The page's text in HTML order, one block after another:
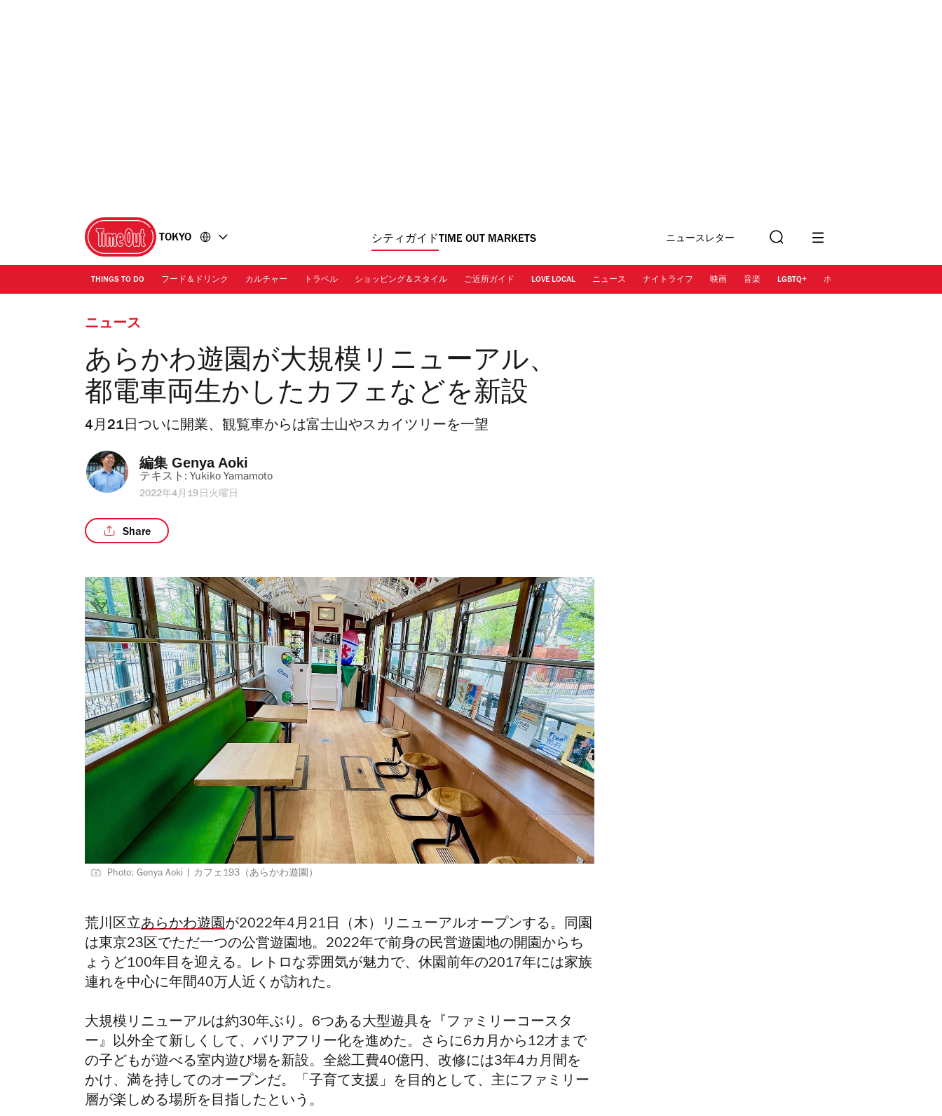
TOKYO シティガイド TIME OUT MARKETS ニュースレター
に登録
索
THINGS TO DO フード＆ドリンク カルチャー トラベル ショッピング＆スタイル ご近所ガイド LOVE LOCAL ニュース ナイトライフ 映画 音楽 LGBTQ+ ホテル
ニュース
あらかわ遊園が大規模リニューアル、
都電車両生かしたカフェなどを新設
4月21日ついに開業、観覧車からは富士山やスカイツリーを一望
編集 Genya Aoki
テキスト: Yukiko Yamamoto
2022年4月19日火曜日
Share
Photo: Genya Aoki | カフェ193（あらかわ遊園）
荒川区立あらかわ遊園が2022年4月21日（木）リニューアルオープンする。同園
は東京23区でただ一つの公営遊園地。2022年で前身の民営遊園地の開園からち
ょうど100年目を迎える。レトロな雰囲気が魅力で、休園前年の2017年には家族
連れを中心に年間40万人近くが訪れた。
大規模リニューアルは約30年ぶり。6つある大型遊具を『ファミリーコースタ
ー』以外全て新しくして、バリアフリー化を進めた。さらに6カ月から12才まで
の子どもが遊べる室内遊び場を新設。全総工費40億円、改修には3年4カ月間を
かけ、満を持してのオープンだ。「子育て支援」を目的として、主にファミリー
層が楽しめる場所を目指したという。